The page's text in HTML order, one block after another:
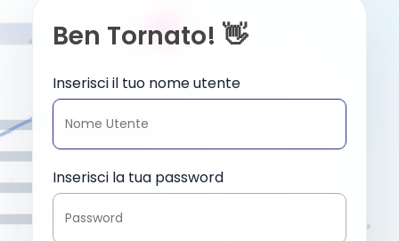
Ben Tornato! 👋
Inserisci il tuo nome utente
Inserisci la tua password